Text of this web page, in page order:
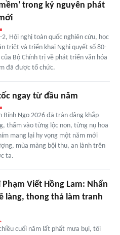
trong kỷ nguyên phát
2, Hội nghị toàn quốc nghiên cứu, học
triệt và triển khai Nghị quyết số 80-
Bộ Chính trị về phát triển văn hóa
đã được tổ chức.
ngay từ đầu năm
Bính Ngọ 2026 đã tràn dâng khắp
thấm vào từng lộc non, từng nụ hoa
mang lại hy vọng một năm mới
mùa màng bội thu, an lành trên
ta.
Phạm Viết Hồng Lam: Nhẩn
làng, thong thả làm tranh
cuối năm lất phất mưa bụi, tôi